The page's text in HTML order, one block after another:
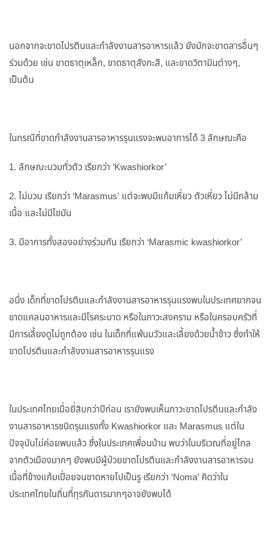
นอกจากจะขาดโปรตีนและกำลังงานสารอาหารแล้ว ยังมักจะขาดสารอื่นๆ
ร่วมด้วย เช่น ขาดธาตุเหล็ก, ขาดธาตุสังกะสี, และขาดวิตามินต่างๆ,
เป็นต้น
ในกรณีที่ขาดกำลังงานสารอาหารรุนแรงจะพบอาการได้ 3 ลักษณะคือ
1. ลักษณะบวมทั่วตัว เรียกว่า ‘Kwashiorkor’
2. ไม่บวม เรียกว่า ‘Marasmus’ แต่จะพบมีแก้มเหี่ยว ตัวเหี่ยว ไม่มีกล้าม
เนื้อ และไม่มีไขมัน
3. มีอาการทั้งสองอย่างร่วมกัน เรียกว่า ‘Marasmic kwashiorkor’
อนึ่ง เด็กที่ขาดโปรตีนและกำลังงานสารอาหารรุนแรงพบในประเทศยากจน
ขาดแคลนอาหารและมีโรคระบาด หรือในภาวะสงคราม หรือในครอบครัวที่
มีการเลี้ยงดูไม่ถูกต้อง เช่น ในเด็กที่แพ้นมวัวและเลี้ยงด้วยน้ำข้าว ซึ่งทำให้
ขาดโปรตีนและกำลังงานสารอาหารรุนแรง
ในประเทศไทยเมื่อยี่สิบกว่าปีก่อน เรายังพบเห็นภาวะขาดโปรตีนและกำลัง
งานสารอาหารชนิดรุนแรงทั้ง Kwashiorkor และ Marasmus แต่ใน
ปัจจุบันไม่ค่อยพบแล้ว ซึ่งในประเทศเพื่อนบ้าน พบว่าในบริเวณที่อยู่ไกล
จากตัวเมืองมากๆ ยังพบมีผู้ป่วยขาดโปรตีนและกำลังงานสารอาหารจน
เนื้อที่ข้างแก้มเปื่อยจนขาดหายไปเป็นรู เรียกว่า ‘Noma’ คิดว่าใน
ประเทศไทยในถิ่นที่ทุรกันดารมากๆอาจยังพบได้